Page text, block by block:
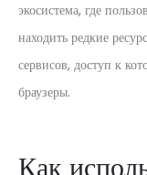
экосистема, где
находить редкие
сервисов, доступ к
браузеры.